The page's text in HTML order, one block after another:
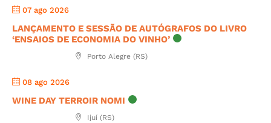
07 ago 2026
LANÇAMENTO E SESSÃO DE AUTÓGRAFOS DO LIVRO
‘ENSAIOS DE ECONOMIA DO VINHO’
Porto Alegre (RS)
08 ago 2026
WINE DAY TERROIR NOMI
Ijuí (RS)